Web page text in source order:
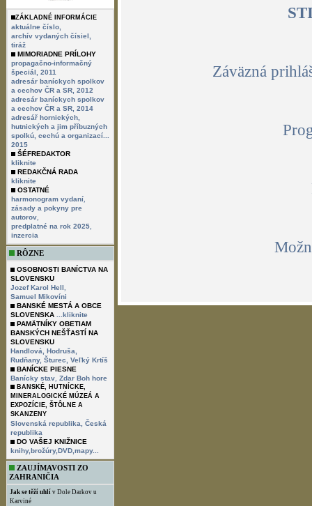
ZÁKLADNÉ INFORMÁCIE
aktuálne číslo,
archív vydaných čísiel,
tiráž
MIMORIADNE PRÍLOHY
propagačno-informačný
špeciál, 2011
adresár baníckych spolkov
a cechov ČR a SR, 2012
adresár baníckych spolkov
a cechov ČR a SR, 2014
adresář hornických,
hutnických a jim příbuzných
spolkú, cechú a organizací...
2015
ŠÉFREDAKTOR
kliknite
REDAKČNÁ RADA
kliknite
OSTATNÉ
harmonogram vydaní
zásady a pokyny pre
autorov
predplatné na rok 2025
inzercia
RÔZNE
OSOBNOSTI BANÍCTVA NA
SLOVENSKU
Jozef Karol Hell
Samuel Mikovíni
BANSKÉ MESTÁ A OBCE
SLOVENSKA
...kliknite
PAMÄTNÍKY OBETIAM
BANSKÝCH NEŠŤASTÍ NA
SLOVENSKU
Handlová,
Hodruša,
Rudňany, Šturec,
Veľký Krtíš
BANÍCKE PIESNE
Banícky stav Zdar Boh hore
BANSKÉ, HUTNÍCKE,
MINERALOGICKÉ MÚZEÁ A
EXPOZÍCIE, ŠTÔLNE A
SKANZENY
Slovenská republika,
Česká
republika
DO VAŠEJ KNIŽNICE
knihy,brožúry,DVD,mapy...
ZAUJÍMAVOSTI ZO
ZAHRANIČIA
Jak se těží uhlí v Dole Darkov u
Karviné
Záväzná